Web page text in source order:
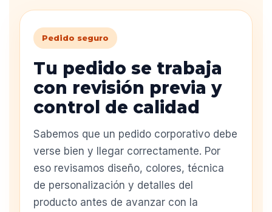
Pedido seguro
Tu pedido se trabaja
con revisión previa y
control de calidad
Sabemos que un pedido corporativo debe
verse bien y llegar correctamente. Por
eso revisamos diseño, colores, técnica
de personalización y detalles del
producto antes de avanzar con la